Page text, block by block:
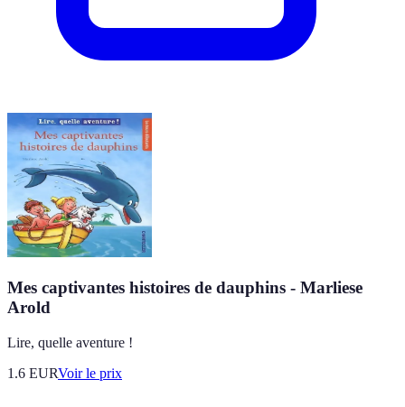
Mes captivantes histoires de dauphins - Marliese
Arold
Lire, quelle aventure !
1.6 EURVoir le prix